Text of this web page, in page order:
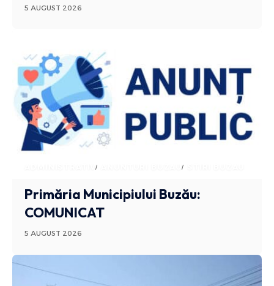
5 AUGUST 2026
ADMINISTRATIV ANUNTURI BUZAU
Primăria Municipiului Buzău:
COMUNICAT
5 AUGUST 2026